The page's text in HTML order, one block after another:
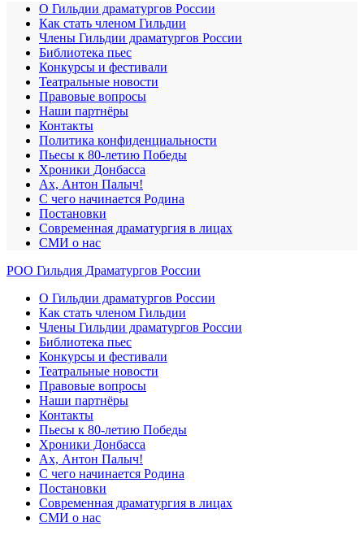
О Гильдии драматургов России
Как стать членом Гильдии
Члены Гильдии драматургов России
Библиотека пьес
Конкурсы и фестивали
Театральные новости
Правовые вопросы
Наши партнёры
Контакты
Политика конфиденциальности
Пьесы к 80-летию Победы
Хроники Донбасса
Ах, Антон Палыч!
С чего начинается Родина
Постановки
Современная драматургия в лицах
СМИ о нас
РОО Гильдия Драматургов России
О Гильдии драматургов России
Как стать членом Гильдии
Члены Гильдии драматургов России
Библиотека пьес
Конкурсы и фестивали
Театральные новости
Правовые вопросы
Наши партнёры
Контакты
Пьесы к 80-летию Победы
Хроники Донбасса
Ах, Антон Палыч!
С чего начинается Родина
Постановки
Современная драматургия в лицах
СМИ о нас